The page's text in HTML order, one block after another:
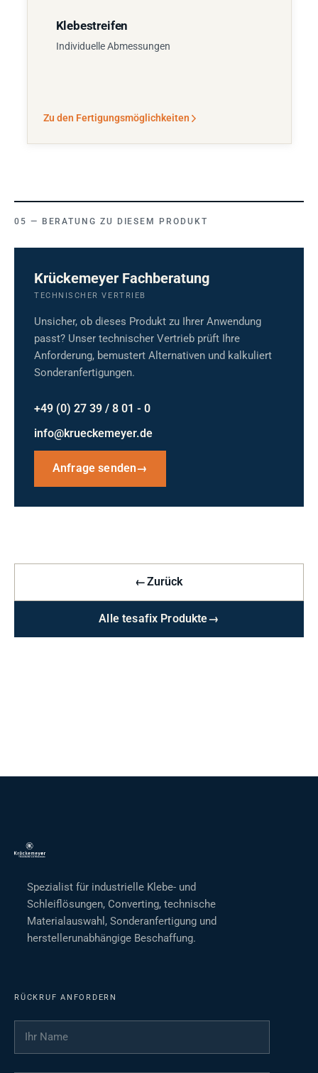
Klebestreifen
Individuelle Abmessungen
Zu den Fertigungsmöglichkeiten
BERATUNG ZU DIESEM PRODUKT
Krückemeyer Fachberatung
TECHNISCHER VERTRIEB
Unsicher, ob dieses Produkt zu Ihrer Anwendung
passt? Unser technischer Vertrieb prüft Ihre
Anforderung, bemustert Alternativen und kalkuliert
Sonderanfertigungen.
+49 (0) 27 39 / 8 01 - 0
info@krueckemeyer.de
Anfrage senden→
←Zurück
Alle tesafix Produkte→
Spezialist für industrielle Klebe- und
Schleiflösungen, Converting, technische
Materialauswahl, Sonderanfertigung und
herstellerunabhängige Beschaffung.
RÜCKRUF ANFORDERN
Ihr Name